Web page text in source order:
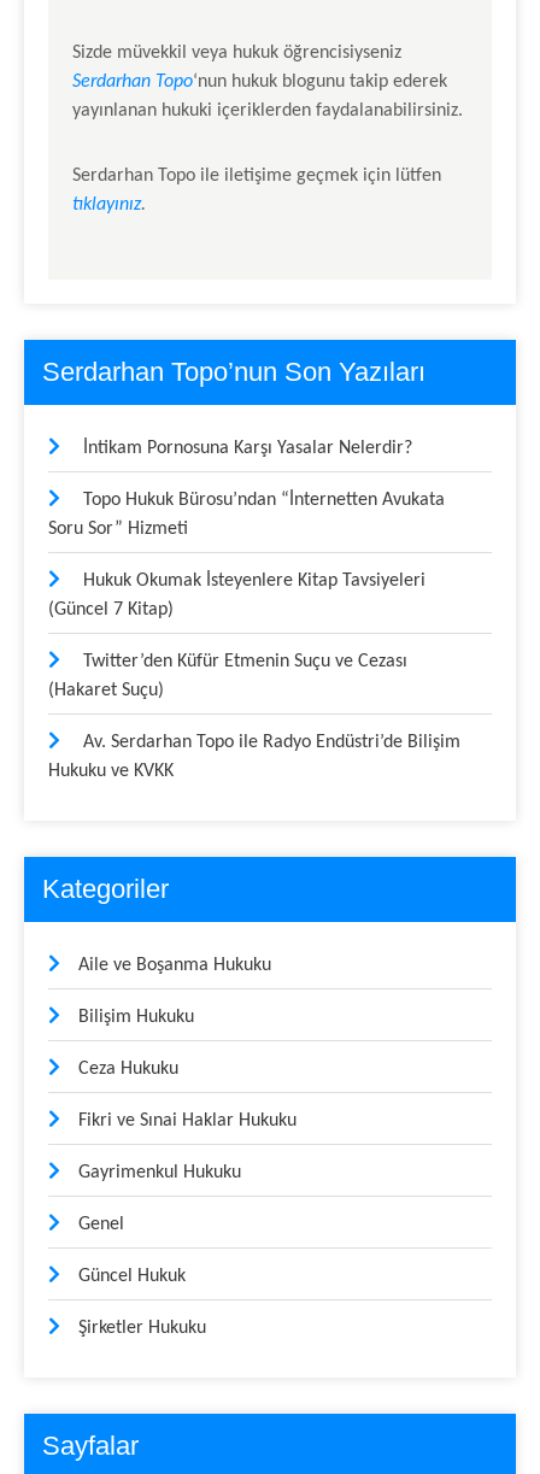
Sizde müvekkil veya hukuk öğrencisiyseniz
Serdarhan Topo‘nun hukuk blogunu takip ederek
yayınlanan hukuki içeriklerden faydalanabilirsiniz.
Serdarhan Topo ile iletişime geçmek için lütfen
tıklayınız.
Serdarhan Topo’nun Son Yazıları
İntikam Pornosuna Karşı Yasalar Nelerdir?
Topo Hukuk Bürosu’ndan “İnternetten Avukata
Soru Sor” Hizmeti
Hukuk Okumak İsteyenlere Kitap Tavsiyeleri
(Güncel 7 Kitap)
Twitter’den Küfür Etmenin Suçu ve Cezası
(Hakaret Suçu)
Av. Serdarhan Topo ile Radyo Endüstri’de Bilişim
Hukuku ve KVKK
Kategoriler
Aile ve Boşanma Hukuku
Bilişim Hukuku
Ceza Hukuku
Fikri ve Sınai Haklar Hukuku
Gayrimenkul Hukuku
Genel
Güncel Hukuk
Şirketler Hukuku
Sayfalar